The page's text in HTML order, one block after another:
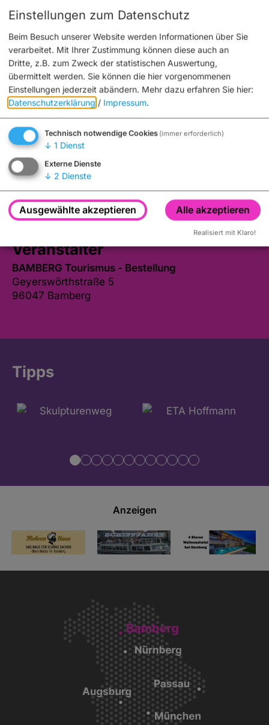
Veranstalter
BAMBERG Tourismus - Bestellung
Geyerswörthstraße 5
96047 Bamberg
Tipps
Anzeigen
Einstellungen zum Datenschutz
Beim Besuch unserer Website werden Informationen über Sie
verarbeitet. Mit Ihrer Zustimmung können diese auch an
Dritte, z.B. zum Zweck der statistischen Auswertung,
übermittelt werden. Sie können die hier vorgenommenen
Einstellungen jederzeit abändern. Mehr dazu erfahren Sie hier:
Datenschutzerklärung / Impressum.
Technisch notwendige Cookies (immer erforderlich)
↓ 1 Dienst
Externe Dienste
↓ 2 Dienste
Ausgewählte akzeptieren Alle akzeptieren
Realisiert mit Klaro!